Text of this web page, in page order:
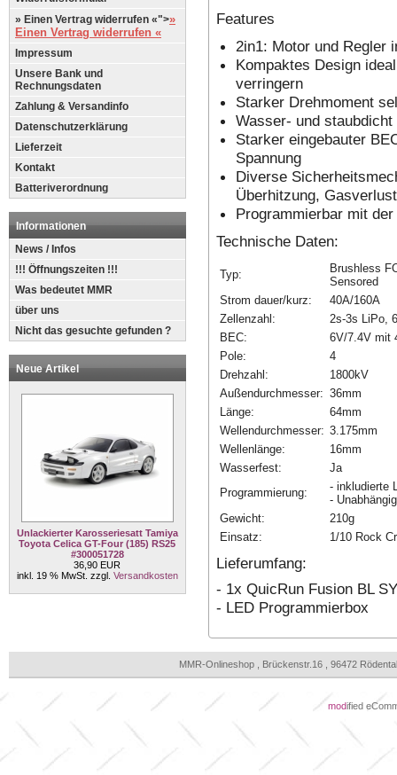
» Einen Vertrag widerrufen «">»
Einen Vertrag widerrufen «
Impressum
Unsere Bank und
Rechnungsdaten
Zahlung & Versandinfo
Datenschutzerklärung
Lieferzeit
Kontakt
Batteriverordnung
Informationen
News / Infos
!!! Öffnungszeiten !!!
Was bedeutet MMR
über uns
Nicht das gesuchte gefunden ?
Neue Artikel
Unlackierter Karosseriesatt Tamiya
Toyota Celica GT-Four (185) RS25
#300051728
36,90 EUR
inkl. 19 % MwSt. zzgl. Versandkosten
Features
2in1: Motor und Regler
Kompaktes Design
verringern
Starker Drehmoment
Wasser- und staubdicht
Starker eingebauter
Spannung
Diverse
Überhitzung,
Programmierbar mit
Technische Daten:
Typ:
Brushless
Sensored
Strom dauer/kurz:
40A/160A
Zellenzahl:
2s-3s LiPo,
BEC:
6V/7.4V mit
Pole:
4
Drehzahl:
1800kV
Außendurchmesser: 36mm
Länge:
64mm
Wellendurchmesser: 3.175mm
Wellenlänge:
16mm
Wasserfest:
Ja
Programmierung:
- inkludierte
-
Gewicht:
210g
Einsatz:
1/10 Rock
Lieferumfang:
- 1x QuicRun Fusion BL
- LED Programmierbox
MMR-Onlineshop , Brückenstr.16 , 96472
modified